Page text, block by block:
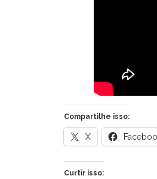
Compartilhe isso:
X
Curtir isso: